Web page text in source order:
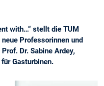
with…“ stellt die TUM
Professorinnen und
Dr. Sabine Ardey,
Gasturbinen.